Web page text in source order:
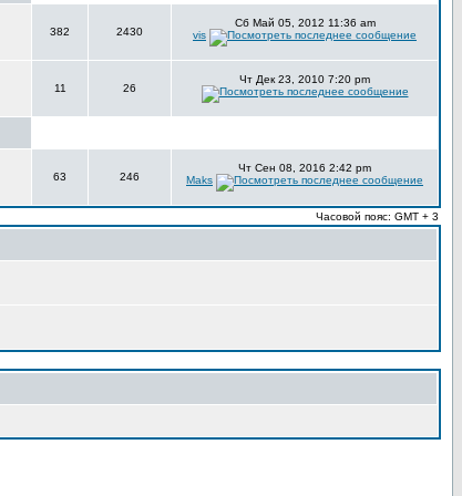
382 2430
Сб Май 05, 2012 11:36 am
vis
11 26
Чт Дек 23, 2010 7:20 pm
63 246
Чт Сен 08, 2016 2:42 pm
Maks
Часовой пояс: GMT + 3